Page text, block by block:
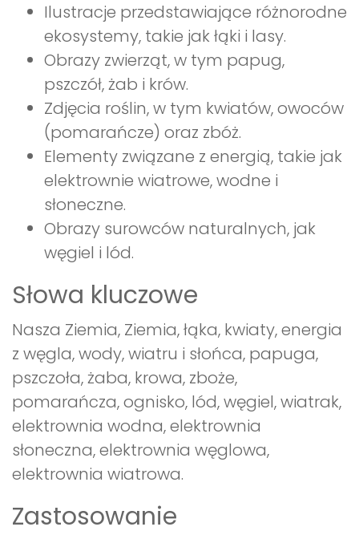
Ilustracje przedstawiające różnorodne
ekosystemy, takie jak łąki i lasy.
Obrazy zwierząt, w tym papug,
pszczół, żab i krów.
Zdjęcia roślin, w tym kwiatów, owoców
(pomarańcze) oraz zbóż.
Elementy związane z energią, takie jak
elektrownie wiatrowe, wodne i
słoneczne.
Obrazy surowców naturalnych, jak
węgiel i lód.
Słowa kluczowe
Nasza Ziemia, Ziemia, łąka, kwiaty, energia
z węgla, wody, wiatru i słońca, papuga,
pszczoła, żaba, krowa, zboże,
pomarańcza, ognisko, lód, węgiel, wiatrak,
elektrownia wodna, elektrownia
słoneczna, elektrownia węglowa,
elektrownia wiatrowa.
Zastosowanie